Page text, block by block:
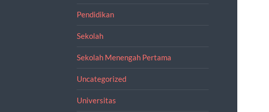
Pendidikan
Sekolah
Sekolah Menengah Pertama
Uncategorized
Universitas